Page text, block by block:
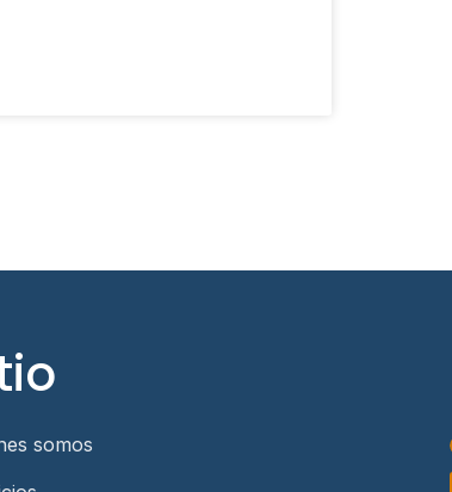
somos